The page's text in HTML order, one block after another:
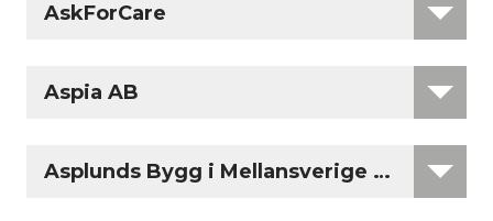
AskForCare
Aspia AB
Asplunds Bygg i Mellansverige AB